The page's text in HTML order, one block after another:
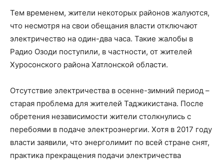
Тем временем, жители некоторых районов жалуются,
что несмотря на свои обещания власти отключают
электричество на один-два часа. Такие жалобы в
Радио Озоди поступили, в частности, от жителей
Хуросонского района Хатлонской области.
Отсутствие электричества в осенне-зимний период –
старая проблема для жителей Таджикистана. После
обретения независимости жители столкнулись с
перебоями в подаче электроэнергии. Хотя в 2017 году
власти заявили, что энерголимит по всей стране снят,
практика прекращения подачи электричества